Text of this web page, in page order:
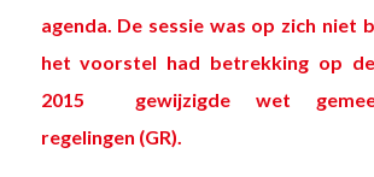
agenda. De sessie was op zich niet
het voorstel had betrekking op
2015 gewijzigde wet
regelingen (GR).